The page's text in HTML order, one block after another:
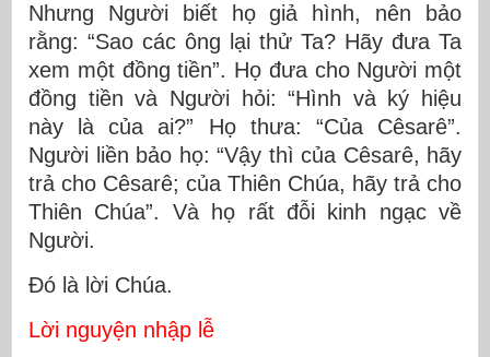
Nhưng Người biết họ giả hình, nên bảo
rằng: “Sao các ông lại thử Ta? Hãy đưa Ta
xem một đồng tiền”. Họ đưa cho Người một
đồng tiền và Người hỏi: “Hình và ký hiệu
này là của ai?” Họ thưa: “Của Cêsarê”.
Người liền bảo họ: “Vậy thì của Cêsarê, hãy
trả cho Cêsarê; của Thiên Chúa, hãy trả cho
Thiên Chúa”. Và họ rất đỗi kinh ngạc về
Người.
Ðó là lời Chúa.
Lời nguyện nhập lễ